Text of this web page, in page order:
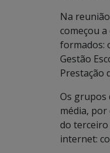
Na
começou
formados:
Gestão
Prestação
Os grupos
média,
do terceiro
internet: